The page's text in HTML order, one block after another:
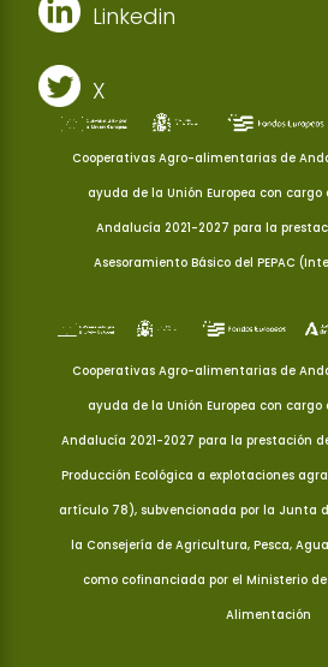
Linkedin
X
Cooperativas Agro-alimentarias de
ayuda de la Unión Europea con cargo
Andalucía 2021-2027 para la
Asesoramiento Básico del PEPAC
Cooperativas Agro-alimentarias de
ayuda de la Unión Europea con cargo
Andalucía 2021-2027 para la prestación
Producción Ecológica a explotaciones
artículo 78), subvencionada por la Junta
la Consejería de Agricultura, Pesca,
como cofinanciada por el Ministerio
Alimentación